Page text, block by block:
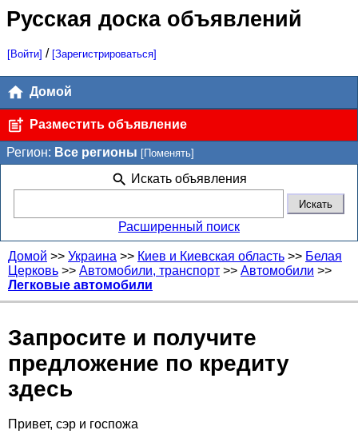
Русская доска объявлений
[Войти] / [Зарегистрироваться]
Домой
Разместить объявление
Регион: Все регионы [Поменять]
Искать объявления
Расширенный поиск
Домой >> Украина >> Киев и Киевская область >> Белая
Церковь >> Автомобили, транспорт >> Автомобили >>
Легковые автомобили
Запросите и получите
предложение по кредиту
здесь
Привет, сэр и госпожа